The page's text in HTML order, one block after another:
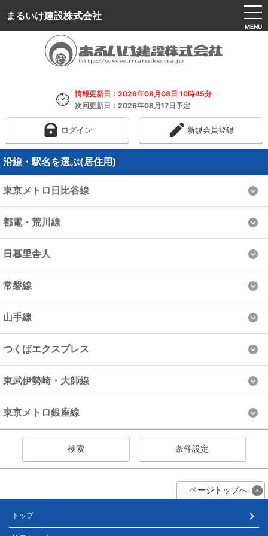
まるいけ建設株式会社
情報更新日：2026年08月08日 10時45分
次回更新日：2026年08月17日予定
ログイン 新規会員登録
沿線・駅名を選ぶ(居住用)
東京メトロ日比谷線
都電・荒川線
日暮里舎人
常磐線
山手線
つくばエクスプレス
東武伊勢崎・大師線
東京メトロ銀座線
検索 条件設定
ページトップへ
トップ
MENU